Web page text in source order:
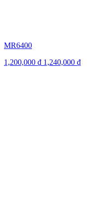
MR6400
1,200,000 ₫ 1,240,000 ₫